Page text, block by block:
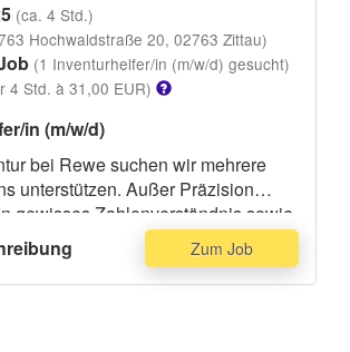
(ca. 4 Std.)
Hochwaldstraße 20, 02763 Zittau)
(1 Inventurhelfer/in (m/w/d) gesucht)
4 Std. à 31,00 EUR)
in (m/w/d)
bei Rewe suchen wir mehrere
unterstützen. Außer Präzision
gewisses Zahlenverständnis sowie
mitbringen, da du
sein wirst, mehrere Stunden am Stück
zu sein und Warenbestände
Zum Job